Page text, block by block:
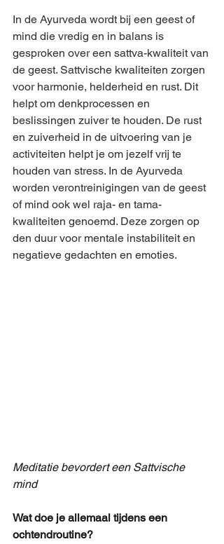
In de Ayurveda wordt bij een geest of
mind die vredig en in balans is
gesproken over een sattva-kwaliteit van
de geest. Sattvische kwaliteiten zorgen
voor harmonie, helderheid en rust. Dit
helpt om denkprocessen en
beslissingen zuiver te houden. De rust
en zuiverheid in de uitvoering van je
activiteiten helpt je om jezelf vrij te
houden van stress. In de Ayurveda
worden verontreinigingen van de geest
of mind ook wel raja- en tama-
kwaliteiten genoemd. Deze zorgen op
den duur voor mentale instabiliteit en
negatieve gedachten en emoties.
Meditatie bevordert een Sattvische
mind
Wat doe je allemaal tijdens een
ochtendroutine?